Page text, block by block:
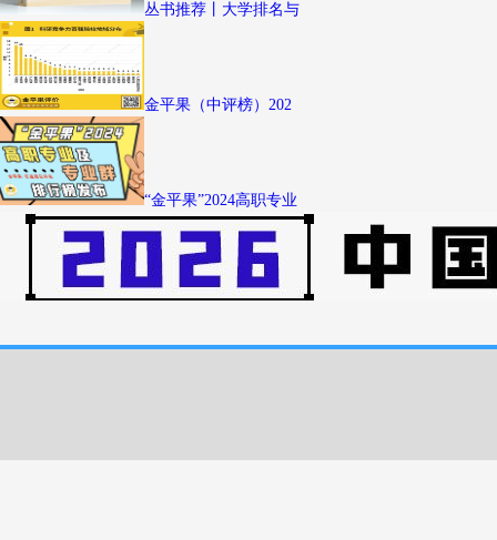
丛书推荐丨大学排名与
金平果（中评榜）202
“金平果”2024高职专业